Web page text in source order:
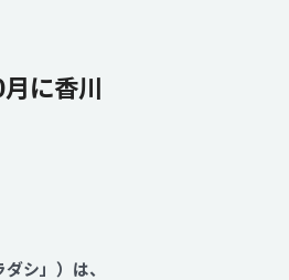
に香川
シ」）は、